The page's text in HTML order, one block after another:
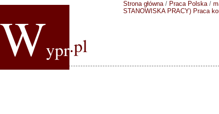
Wypr.pl
Strona główna/ Praca Polska/
STANOWISKA PRACY) Praca